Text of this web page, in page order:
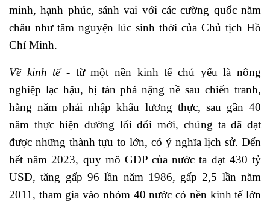
minh, hạnh phúc, sánh vai với các cường quốc năm
châu như tâm nguyện lúc sinh thời của Chủ tịch Hồ
Chí Minh.
Về kinh tế- từ một nền kinh tế chủ yếu là nông
nghiệp lạc hậu, bị tàn phá nặng nề sau chiến tranh,
hằng năm phải nhập khẩu lương thực, sau gần 40
năm thực hiện đường lối đổi mới, chúng ta đã đạt
được những thành tựu to lớn, có ý nghĩa lịch sử. Đến
hết năm 2023, quy mô GDP của nước ta đạt 430 tỷ
USD, tăng gấp 96 lần năm 1986, gấp 2,5 lần năm
2011, tham gia vào nhóm 40 nước có nền kinh tế lớn